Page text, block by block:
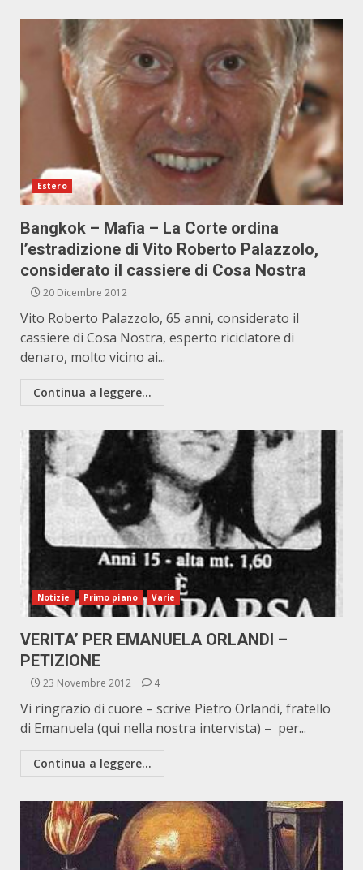
Estero
Bangkok – Mafia – La Corte ordina
l’estradizione di Vito Roberto Palazzolo,
considerato il cassiere di Cosa Nostra
20 Dicembre 2012
Vito Roberto Palazzolo, 65 anni, considerato il
cassiere di Cosa Nostra, esperto riciclatore di
denaro, molto vicino ai...
Continua a leggere...
Notizie Primo piano Varie
VERITA’ PER EMANUELA ORLANDI –
PETIZIONE
23 Novembre 2012 4
Vi ringrazio di cuore – scrive Pietro Orlandi, fratello
di Emanuela (qui nella nostra intervista) – per...
Continua a leggere...